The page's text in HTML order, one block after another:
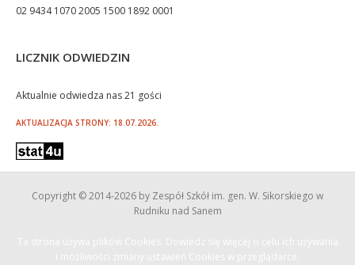
02 9434 1070 2005 1500 1892 0001
LICZNIK ODWIEDZIN
Aktualnie odwiedza nas 21 gości
AKTUALIZACJA STRONY: 18.07.2026.
Copyright © 2014-2026 by Zespół Szkół im. gen. W. Sikorskiego w
Rudniku nad Sanem